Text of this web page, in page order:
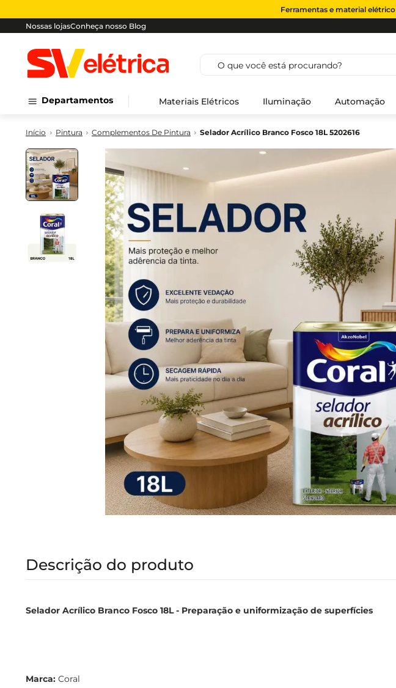
Ferramentas e material elétrico
Nossas lojasConheça nosso Blog
O que você está procurando?
Departamentos Materiais Elétricos Iluminação Automação
Pintura Complementos De Pintura Selador Acrílico Branco Fosco 18L 5202616
Descrição do produto
Selador Acrílico Branco Fosco 18L - Preparação e uniformização de superfícies
Marca: Coral